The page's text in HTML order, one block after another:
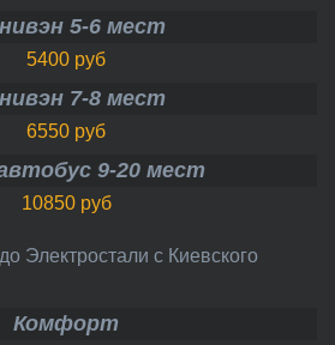
5-6 мест
5400 руб
7-8 мест
6550 руб
9-20 мест
10850 руб
Комфорт